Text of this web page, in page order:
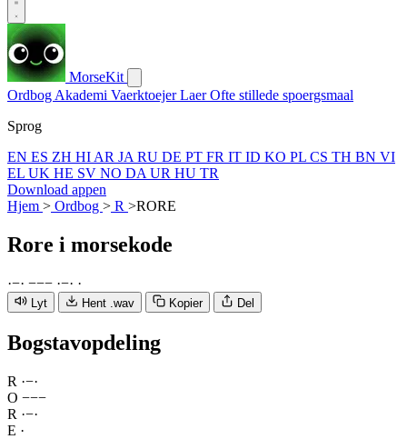
MorseKit
Ordbog Akademi VaerktoejerLaerOfte stillede spoergsmaal
Sprog
EN ES ZH HI AR JA RU DE PT FR IT ID KO PL CS TH BN VI
EL UK HE SV NO DA UR HU TR
Download appen
Hjem > Ordbog > R >RORE
Rore i morsekode
·−· −−− ·−· ·
Lyt Hent .wav Kopier Del
Bogstavopdeling
R ·−·
O −−−
R ·−·
E ·